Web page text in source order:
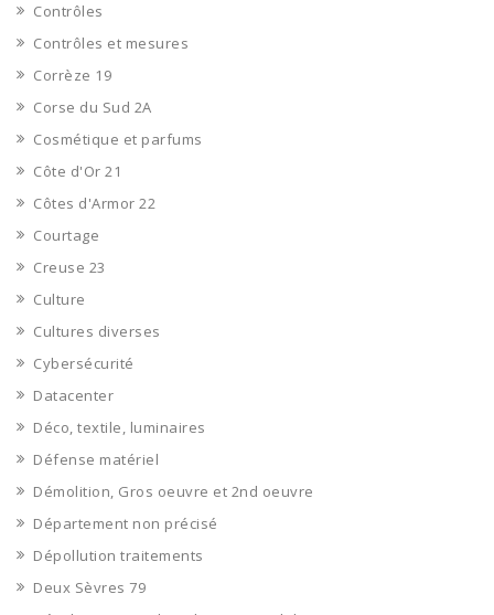
Contrôles
Contrôles et mesures
Corrèze 19
Corse du Sud 2A
Cosmétique et parfums
Côte d'Or 21
Côtes d'Armor 22
Courtage
Creuse 23
Culture
Cultures diverses
Cybersécurité
Datacenter
Déco, textile, luminaires
Défense matériel
Démolition, Gros oeuvre et 2nd oeuvre
Département non précisé
Dépollution traitements
Deux Sèvres 79